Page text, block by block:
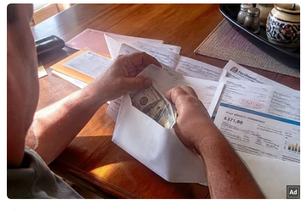
bên, giữ vững độc lập, chủ quyền và vị thế quốc
gia.
Prensa Latina cũng dẫn lời Thủ tướng Phạm
Minh Chính khẳng định rằng mặc dù xuất khẩu
là động lực tăng trưởng quan trọng cần được
thúc đẩy, nhưng không phải là động lực duy
nhất.
Trong bài viết, phóng viên thường trú của
Prensa Latina tại Hà Nội Moisés Pérez Mok nêu
bật quan điểm của Việt Nam là tăng cường đối